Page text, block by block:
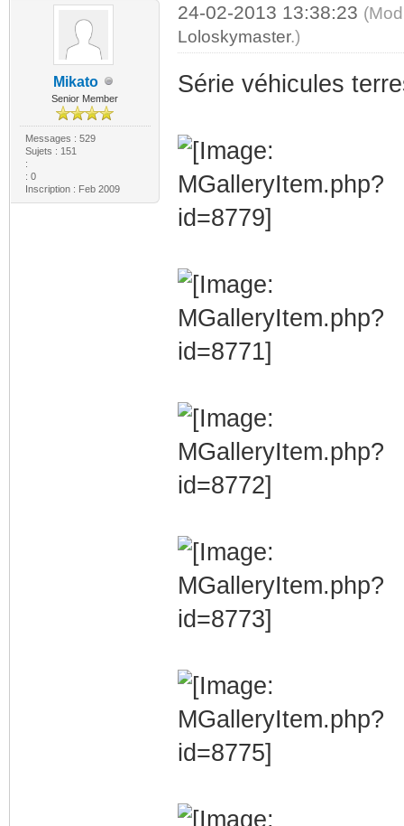
Mikato
Senior Member
Messages : 529
Sujets : 151
:
: 0
Inscription : Feb 2009
24-02-2013 13:38:23
Loloskymaster.)
Série véhicules